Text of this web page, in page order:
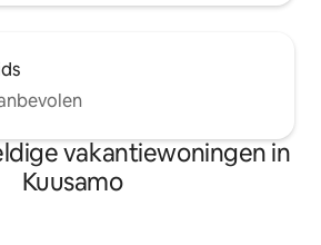
vakantiewoningen in
Kuusamo